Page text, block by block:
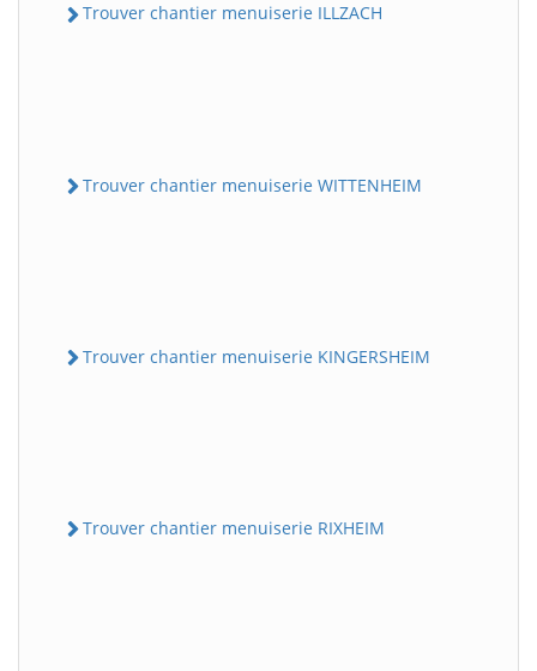
Trouver chantier menuiserie ILLZACH
Trouver chantier menuiserie WITTENHEIM
Trouver chantier menuiserie KINGERSHEIM
Trouver chantier menuiserie RIXHEIM